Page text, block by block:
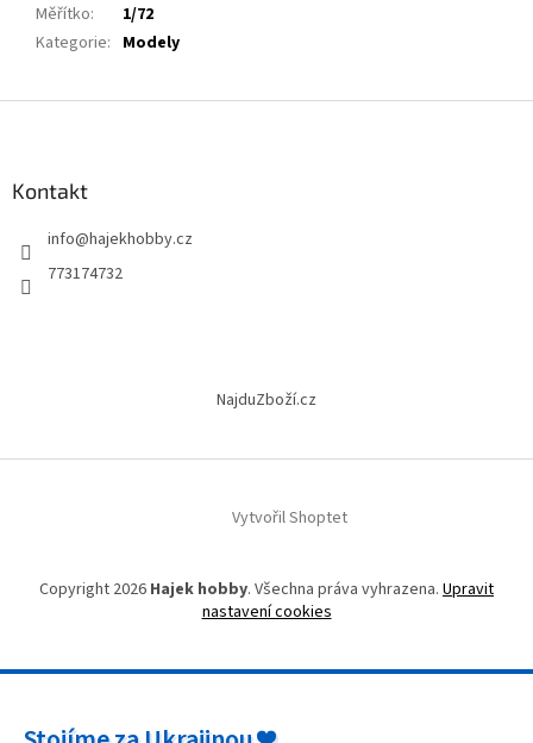
Měřítko:
1/72
Kategorie: Modely
Kontakt
info@hajekhobby.cz
773174732
NajduZboží.cz
Vytvořil Shoptet
Copyright 2026 Hajek hobby. Všechna práva vyhrazena. Upravit
nastavení cookies